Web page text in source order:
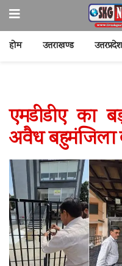
होम उत्तराखण्ड उत्तरप्रदेश
एमडीडीए का
अवैध बहुमंजिला